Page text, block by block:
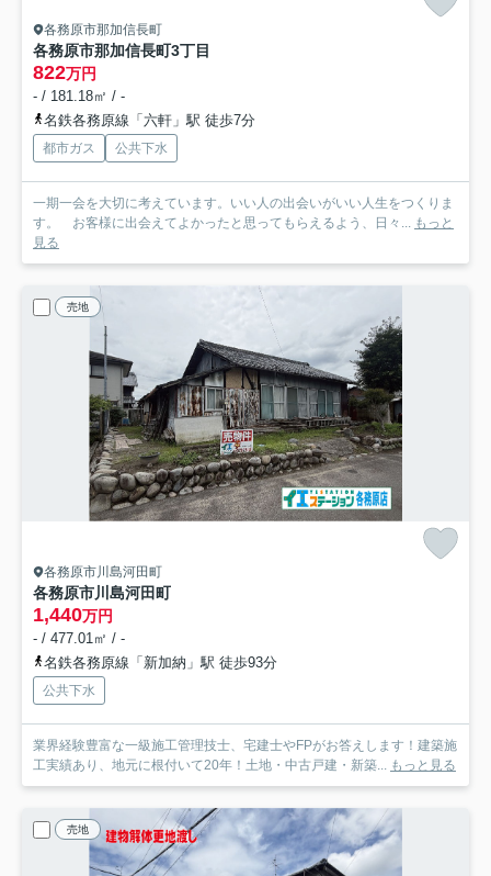
各務原市那加信長町
各務原市那加信長町3丁目
822万円
- / 181.18㎡ / -
名鉄各務原線「六軒」駅 徒歩7分
都市ガス 公共下水
一期一会を大切に考えています。いい人の出会いがいい人生をつくりま
す。 お客様に出会えてよかったと思ってもらえるよう、日々... もっと
見る
売地
各務原市川島河田町
各務原市川島河田町
1,440万円
- / 477.01㎡ / -
名鉄各務原線「新加納」駅 徒歩93分
公共下水
業界経験豊富な一級施工管理技士、宅建士やFPがお答えします！建築施
工実績あり、地元に根付いて20年！土地・中古戸建・新築... もっと見る
売地